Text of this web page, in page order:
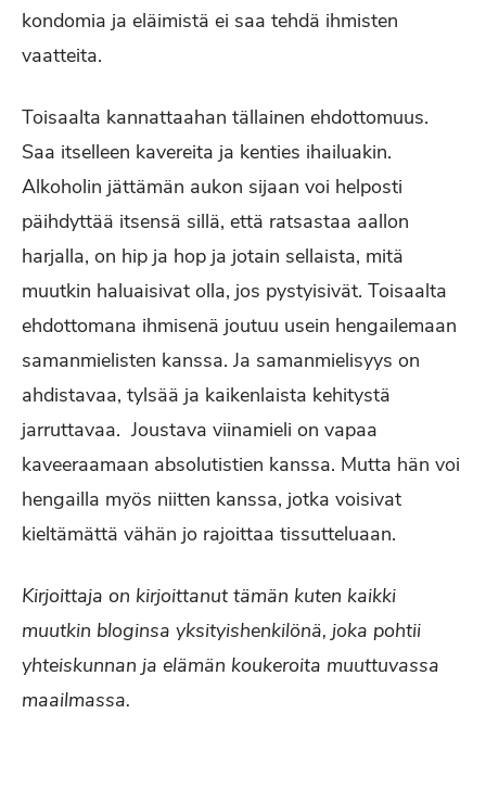
kondomia ja eläimistä ei saa tehdä ihmisten
vaatteita.
Toisaalta kannattaahan tällainen ehdottomuus.
Saa itselleen kavereita ja kenties ihailuakin.
Alkoholin jättämän aukon sijaan voi helposti
päihdyttää itsensä sillä, että ratsastaa aallon
harjalla, on hip ja hop ja jotain sellaista, mitä
muutkin haluaisivat olla, jos pystyisivät. Toisaalta
ehdottomana ihmisenä joutuu usein hengailemaan
samanmielisten kanssa. Ja samanmielisyys on
ahdistavaa, tylsää ja kaikenlaista kehitystä
jarruttavaa. Joustava viinamieli on vapaa
kaveeraamaan absolutistien kanssa. Mutta hän voi
hengailla myös niitten kanssa, jotka voisivat
kieltämättä vähän jo rajoittaa tissutteluaan.
Kirjoittaja on kirjoittanut tämän kuten kaikki
muutkin bloginsa yksityishenkilönä, joka pohtii
yhteiskunnan ja elämän koukeroita muuttuvassa
maailmassa.